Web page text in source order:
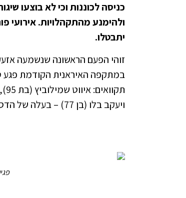
כניסה לכוננות וכי לא בוצעו
ולהימנע מהתקהלויות. אירועי
יתבטלו.
במתקפה האיראנית הקודמת פגע
ויעקב בלו (בן 77) – בעלה של הדסה. הטיל גרם להרס רב לפינוים של מאות תושבים מביתיהם.